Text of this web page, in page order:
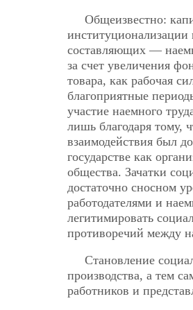
Общеизвестно:
институционализации
составляющих —
за счет увеличения
товара, как рабочая
благоприятные
участие наемного
лишь благодаря тому,
взаимодействия был
государстве как
общества. Зачатки
достаточно сносном
работодателями и
легитимировать
противоречий между
Становление
производства, а тем
работников и